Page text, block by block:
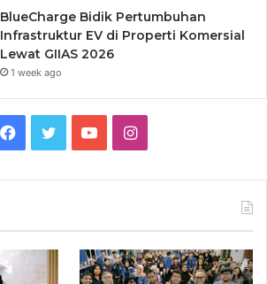
BlueCharge Bidik Pertumbuhan
Infrastruktur EV di Properti Komersial
Lewat GIIAS 2026
1 week ago
Facebook
TwitterYouTubeInstagram